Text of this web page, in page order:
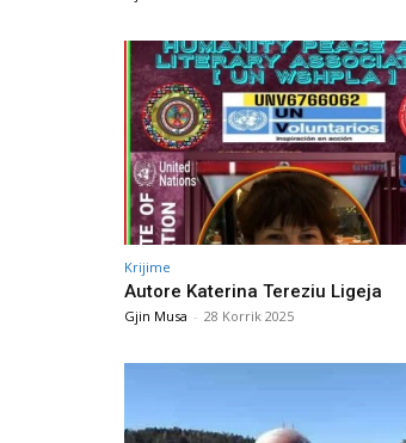
Krijime
Autore Katerina Tereziu Ligeja
Gjin Musa - 28 Korrik 2025